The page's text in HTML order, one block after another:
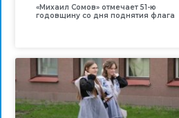
«Михаил Сомов» отмечает 51-ю
годовщину со дня поднятия флага